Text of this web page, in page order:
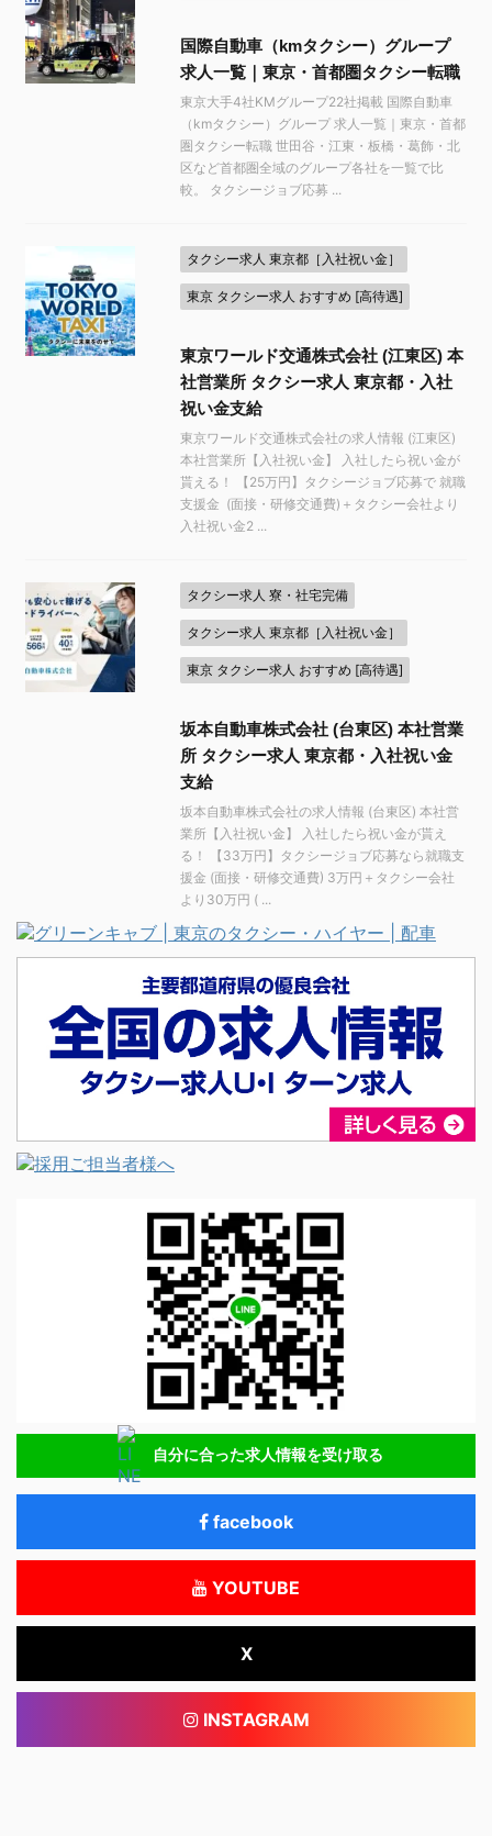
国際自動車（kmタクシー）グループ
求人一覧｜東京・首都圏タクシー転職
東京大手4社KMグループ22社掲載 国際自動車
（kmタクシー）グループ 求人一覧｜東京・首都
圏タクシー転職 世田谷・江東・板橋・葛飾・北
区など首都圏全域のグループ各社を一覧で比
較。 タクシージョブ応募 ...
タクシー求人 東京都［入社祝い金］
東京 タクシー求人 おすすめ [高待遇]
東京ワールド交通株式会社 (江東区) 本
社営業所 タクシー求人 東京都・入社
祝い金支給
東京ワールド交通株式会社の求人情報 (江東区)
本社営業所【入社祝い金】 入社したら祝い金が
貰える！ 【25万円】タクシージョブ応募で 就職
支援金 (面接・研修交通費)＋タクシー会社より
入社祝い金2 ...
タクシー求人 寮・社宅完備
タクシー求人 東京都［入社祝い金］
東京 タクシー求人 おすすめ [高待遇]
坂本自動車株式会社 (台東区) 本社営業
所 タクシー求人 東京都・入社祝い金
支給
坂本自動車株式会社の求人情報 (台東区) 本社営
業所【入社祝い金】 入社したら祝い金が貰え
る！ 【33万円】タクシージョブ応募なら就職支
援金 (面接・研修交通費) 3万円＋タクシー会社
より30万円 ( ...
自分に合った求人情報を受け取る
facebook
YOUTUBE
X
INSTAGRAM